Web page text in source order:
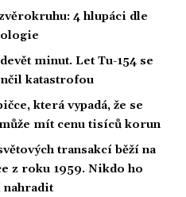
4 hlupáci dle
minut. Let Tu-154 se
katastrofou
která vypadá, že se
mít cenu tisíců korun
transakcí běží na
z roku 1959. Nikdo ho
nahradit